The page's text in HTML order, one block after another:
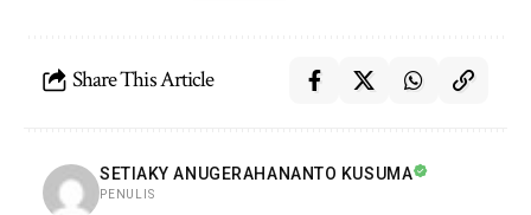
Share This Article
SETIAKY ANUGERAHANANTO KUSUMA
PENULIS